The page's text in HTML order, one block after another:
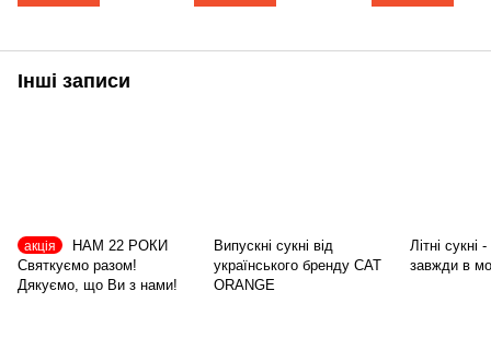
Інші записи
акція
НАМ 22 РОКИ
Святкуємо разом!
Дякуємо, що Ви з нами!
Випускні сукні від
українського бренду CAT
ORANGE
Літні сукні
завжди в